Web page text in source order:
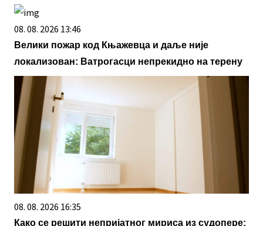
08. 08. 2026 13:46
Велики пожар код Књажевца и даље није
локализован: Ватрогасци непрекидно на терену
08. 08. 2026 16:35
Како се решити непријатног мириса из судопере: